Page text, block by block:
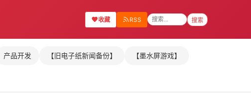
收藏 RSS 搜索
产品开发 【旧电子纸新闻备份】 【墨水屏游戏】